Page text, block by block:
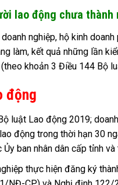
lao động chưa thành
nghiệp, hộ kinh
làm, kết quả những lần
khoản 3 Điều 144 Bộ
động
luật Lao động 2019;
động trong thời hạn 30
ban nhân dân cấp tỉnh
thực hiện đăng ký